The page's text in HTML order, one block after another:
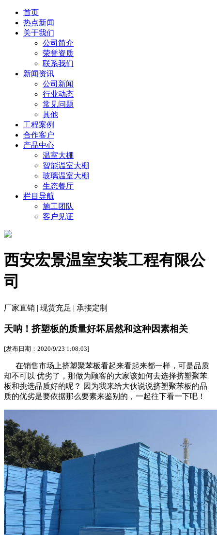
首页
热点新闻
关于我们
公司简介
荣誉资质
联系我们
新闻资讯
公司新闻
行业动态
常见问题
其他
工程案例
合作客户
产品中心
温室大棚
智能温室大棚
玻璃温室大棚
生态餐厅
栏目导航
施工团队
客户见证
西安宏景温室安装工程有限公
司
厂家直销 | 现货充足 | 承接定制
天呐！挤塑板的质量好坏居然和这种因素相关
[发布日期：2020/9/23 1:08:03]
在销售市场上挤塑聚苯板看起来看起来都一样，可是品质
却不可以 优劣了，那做为顾客的大家该如何去选择挤塑聚苯
板和挑选品质好的呢？ 因为我来给大伙说说挤塑聚苯板的品
质的优劣是要依据那么要素来鉴别的，一起往下看一下吧！